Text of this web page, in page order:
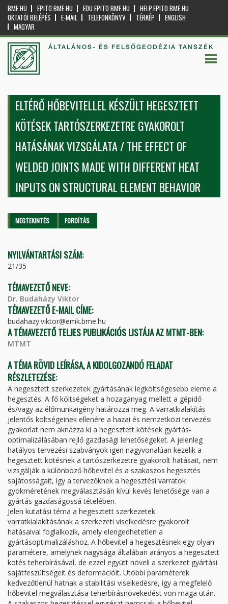
BME.HU EPITO.BME.HU EDU.EPITO.BME.HU
HELP.EPITO.BME.HU
OKTATÓI BELÉPÉS
E-MAIL TELEFONKÖNYV TÉRKÉP
ENGLISH
MAGYAR
ÁLTALÁNOS- ÉS FELSŐGEODÉZIA TANSZÉK
ELTÉRŐ HŐBEVITELLEL KÉSZÜLT HEGESZTETT
KÖTÉSEK TARTÓSZERKEZETRE GYAKOROLT
HATÁSÁNAK VIZSGÁLATA / THE EFFECT OF
WELDED JOINTS MADE WITH DIFFERENT HEAT
INPUTS ON STRUCTURAL ELEMENT BEHAVIOR
Elsődleges fülek
MEGTEKINTÉS (AKTÍVFORDÍTÁS
NYILVÁNTARTÁSI SZÁM:
21/35
TÉMAVEZETŐ NEVE:
Dr. Budaházy Viktor
TÉMAVEZETŐ E-MAIL CÍME:
budahazy.viktor@emk.bme.hu
A TÉMAVEZETŐ TELJES PUBLIKÁCIÓS LISTÁJA AZ MTMT-BEN:
MTMT
A TÉMA RÖVID LEÍRÁSA, A KIDOLGOZANDÓ FELADAT
RÉSZLETEZÉSE:
A hegesztett szerkezetek gyártásának legköltségesebb eleme a
hegesztés. A fő költségeket a hozaganyag mellett a gépidő
és/vagy az élőmunkaigény határozza meg. A varratkialakítás
jelentős költségeinek ellenére a hazai és nemzetközi tervezési
gyakorlat nem aknázza ki a hegesztett kötések gyártás-
optimalizálásában rejlő gazdasági lehetőségeket. A jelenleg
hatályos tervezési szabványok igen nagyvonalúan kezelik a
hegesztett kötésnek a tartószerkezetre gyakorolt hatásait, nem
vizsgálják a különböző hőbevitel és a szakaszos hegesztés
sajátosságait, így a tervezőknek a hegesztési varratok
gyökméretének megválasztásán kívül kevés lehetősége van a
gyártás gazdaságossá tételében.
Jelen kutatási téma a hegesztett szerkezetek
varratkialakításának a szerkezeti viselkedésre gyakorolt
hatásaival foglalkozik, amely elengedhetetlen a
gyártásoptimalizáláshoz. A hőbevitel a hegesztésnek egy olyan
paramétere, amelynek nagysága általában arányos a hegesztett
kötés teherbírásával, de ezzel együtt növeli a szerkezet gyártási
sajátfeszültségeit és deformációit. Utóbbi paraméterek
kedvezőtlenül hatnak a stabilitási viselkedésre, így a megfelelő
hőbevitel megválasztása teherbírásnövekedést von maga után.